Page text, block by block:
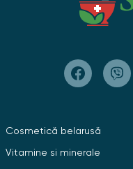
Cosmetică belarusă
Vitamine si minerale